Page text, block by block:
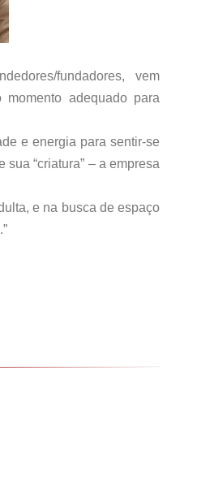
fundadores, vem
adequado para
e energia para sentir-se
“criatura” – a empresa
e na busca de espaço